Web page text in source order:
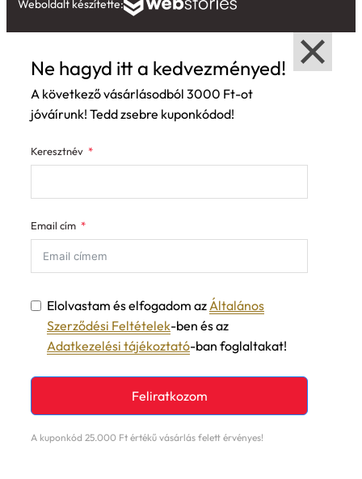
A következő vásárlásodból 3000 Ft-ot
jóváírunk! Tedd zsebre kuponkódod!
Szerződési Feltételek-ben és az
Adatkezelési tájékoztató-ban foglaltakat!
Feliratkozom
A kuponkód 25.000 Ft értékű vásárlás felett érvényes!